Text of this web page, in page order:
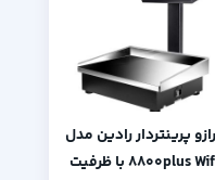
پرینتردار رادین مدل
۸۸۰۰plus Wifi با ظرفیت